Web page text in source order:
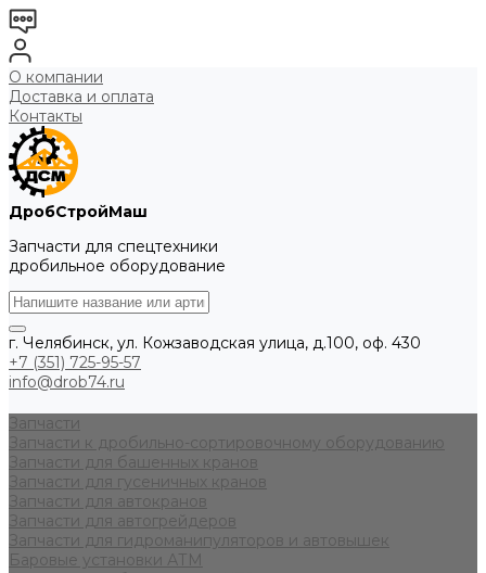
О компании
Доставка и оплата
Контакты
ДробСтройМаш
Запчасти для спецтехники
дробильное оборудование
г. Челябинск, ул. Кожзаводская улица, д.100, оф. 430
+7 (351) 725-95-57
info@drob74.ru
Запчасти
Запчасти к дробильно-сортировочному оборудованию
Запчасти для башенных кранов
Запчасти для гусеничных кранов
Запчасти для автокранов
Запчасти для автогрейдеров
Запчасти для гидроманипуляторов и автовышек
Баровые установки АТМ